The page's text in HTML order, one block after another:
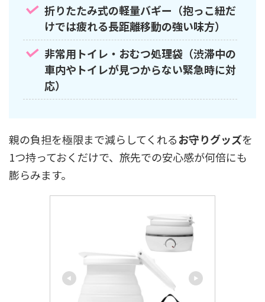
折りたたみ式の軽量バギー（抱っこ紐だ
けでは疲れる長距離移動の強い味方）
非常用トイレ・おむつ処理袋（渋滞中の
車内やトイレが見つからない緊急時に対
応）
親の負担を極限まで減らしてくれるお守りグッズを
1つ持っておくだけで、旅先での安心感が何倍にも
膨らみます。